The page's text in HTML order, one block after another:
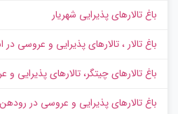
باغ تالارهای پذیرایی شهریار
باغ تالار ، تالارهای پذیرایی و عروسی در
باغ تالارهای چیتگر، تالارهای پذیرایی
باغ تالارهای پذیرایی و عروسی در